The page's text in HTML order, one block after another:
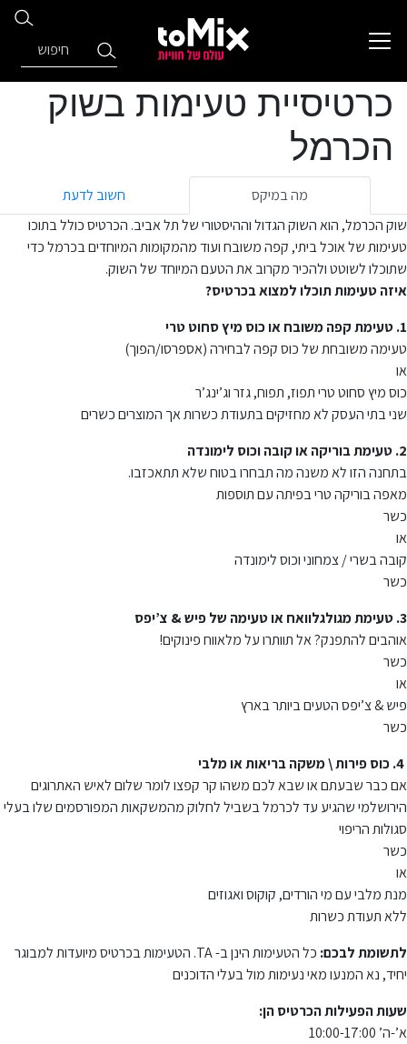
כרטיסיית טעימות בשוק
הכרמל
מה במיקס
חשוב לדעת
שוק הכרמל, הוא השוק הגדול וההיסטורי של תל אביב. הכרטיס כולל בתוכו
טעימות של אוכל ביתי, קפה משובח ועוד מהמקומות המיוחדים בכרמל כדי
שתוכלו לשוטט ולהכיר מקרוב את הטעם המיוחד של השוק.
איזה טעימות תוכלו למצוא בכרטיס?
1. טעימת קפה משובח או כוס מיץ סחוט טרי
טעימה משובחת של כוס קפה לבחירה (אספרסו/הפוך)
או
כוס מיץ סחוט טרי תפוז, תפוח, גזר וג’ינג’ר
שני בתי העסק לא מחזיקים בתעודת כשרות אך המוצרים כשרים
2. טעימת בוריקה או קובה וכוס לימונדה
בתחנה הזו לא משנה מה תבחרו בטוח שלא תתאכזבו.
מאפה בוריקה טרי בפיתה עם תוספות
כשר
או
קובה בשרי / צמחוני וכוס לימונדה
כשר
3. טעימת מגולגלוואח או טעימה של פיש & צ’יפס
אוהבים להתפנק? אל תוותרו על מלאווח פינוקים!
כשר
או
פיש & צ’יפס הטעים ביותר בארץ
כשר
אם כבר שבעתם או שבא לכם משהו קר קפצו לומר שלום לאיש האתרוגים
הירושלמי שהגיע עד לכרמל בשביל לחלוק מהמשקאות המפורסמים שלו בעלי
סגולות הריפוי
כשר
או
מנת מלבי עם מי הורדים, קוקוס ואגוזים
ללא תעודת כשרות
לתשומת לבכם:
כל הטעימות הינן ב- TA. הטעימות בכרטיס מיועדות למבוגר
יחיד, נא המנעו מאי נעימות מול בעלי הדוכנים
שעות הפעילות הכרטיס הן:
א’-ה’ 10:00-17:00